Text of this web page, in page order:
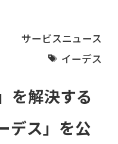
サービスニュース
イーデス
を解決する
デス」を公